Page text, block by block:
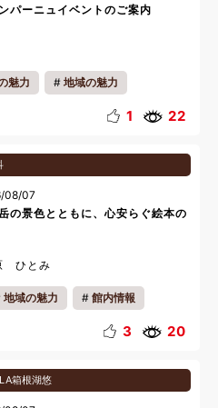
パーニュイベントのご案内
魅力 地域の魅力
リフレッシュ
1 22
08/07
の景色とともに、心安らぐ絵本の
ひとみ
地域の魅力 館内情報
お知らせ
夏休み
3 20
箱根湖悠